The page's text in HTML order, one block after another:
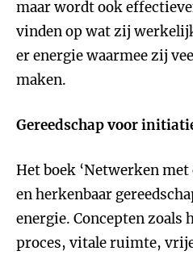
maar wordt ook
vinden op wat zij
er energie waarmee zij
maken.
Gereedschap voor
Het boek ‘Netwerken
en herkenbaar
energie. Concepten zoals
proces, vitale ruimte,